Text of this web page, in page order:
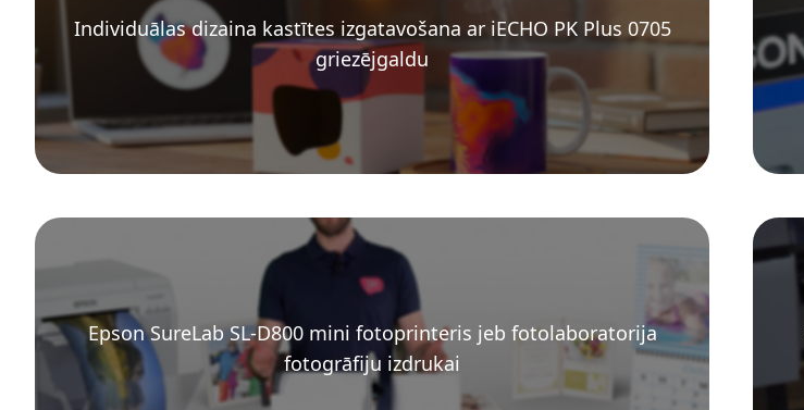
Individuālas dizaina kastītes izgatavošana ar iECHO PK Plus 0705
griezējgaldu
Epson SureLab SL-D800 mini fotoprinteris jeb fotolaboratorija
fotogrāfiju izdrukai